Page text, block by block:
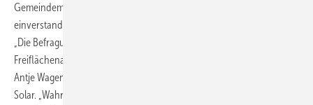
Gemeindemitglieder, die nicht mit Photovoltaik-Freiflächenanlagen
einverstanden wären, auf 54 Prozent. Tatsächlich sind es 33 Prozent.
„Die Befragung zeigt, dass die Befürwortung für Photovoltaik-
Freiflächenanlagen von Menschen deutlich unterschätzt wird“, sagt
Antje Wagenknecht, Geschäftsführerin der Fachagentur Wind und
Solar. „Wahrgenommene Ablehnung und tatsächliche Meinung klaffen